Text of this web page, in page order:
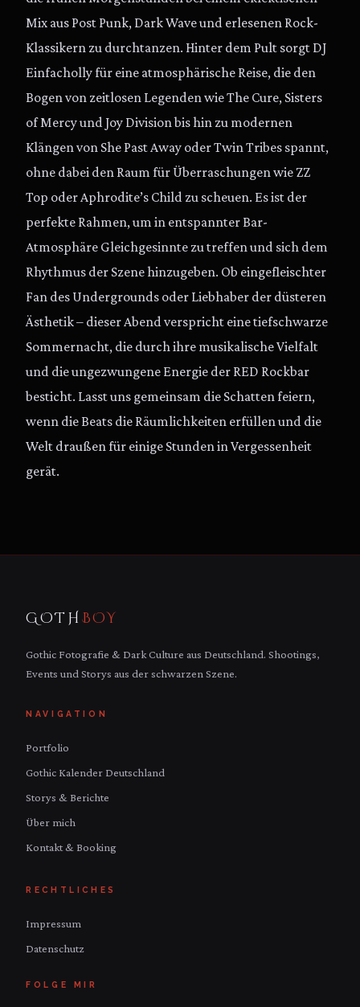
Mix aus Post Punk, Dark Wave und erlesenen Rock-
Klassikern zu durchtanzen. Hinter dem Pult sorgt DJ
Einfacholly für eine atmosphärische Reise, die den
Bogen von zeitlosen Legenden wie The Cure, Sisters
of Mercy und Joy Division bis hin zu modernen
Klängen von She Past Away oder Twin Tribes spannt,
ohne dabei den Raum für Überraschungen wie ZZ
Top oder Aphrodite’s Child zu scheuen. Es ist der
perfekte Rahmen, um in entspannter Bar-
Atmosphäre Gleichgesinnte zu treffen und sich dem
Rhythmus der Szene hinzugeben. Ob eingefleischter
Fan des Undergrounds oder Liebhaber der düsteren
Ästhetik – dieser Abend verspricht eine tiefschwarze
Sommernacht, die durch ihre musikalische Vielfalt
und die ungezwungene Energie der RED Rockbar
besticht. Lasst uns gemeinsam die Schatten feiern,
wenn die Beats die Räumlichkeiten erfüllen und die
Welt draußen für einige Stunden in Vergessenheit
gerät.
GOTH BOY
Gothic Fotografie & Dark Culture aus Deutschland. Shootings,
Events und Storys aus der schwarzen Szene.
NAVIGATION
Portfolio
Gothic Kalender Deutschland
Storys & Berichte
Über mich
Kontakt & Booking
RECHTLICHES
Impressum
Datenschutz
FOLGE MIR